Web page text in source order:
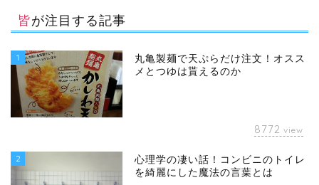
皆が注目する記事
1
丸亀製麺で天ぷらだけ注文！オスス
メとつゆは貰えるのか
8772 view
2
心理学の凄い話！コンビニのトイレ
を綺麗にした魔法の言葉とは